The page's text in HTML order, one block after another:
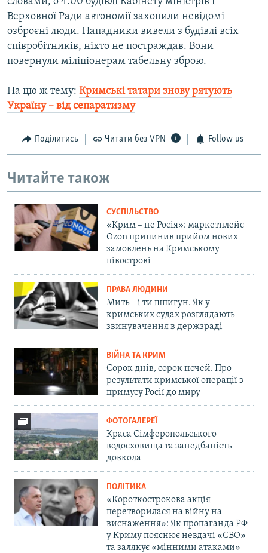
Верховної Ради автономії захопили невідомі
озброєні люди. Нападники вивели з будівлі всіх
співробітників, ніхто не постраждав. Вони
повернули міліціонерам табельну зброю.
На цю ж тему: Кримські татари знову рятують
Україну – від сепаратизму
Поділитись Читати без VPN Follow us
Читайте також
СУСПІЛЬСТВО
«Крим – не Росія»: маркетплейс
Ozon припинив прийом нових
замовлень на Кримському
півострові
ПРАВА ЛЮДИНИ
Мить – і ти шпигун. Як у
кримських судах розглядають
звинувачення в держзраді
ВІЙНА ТА КРИМ
Сорок днів, сорок ночей. Про
результати кримської операції з
примусу Росії до миру
ФОТОГАЛЕРЕЇ
Краса Сімферопольського
водосховища та занедбаність
довкола
ПОЛІТИКА
«Короткострокова акція
перетворилася на війну на
виснаження»: Як пропаганда РФ
у Криму пояснює невдачі «СВО»
та залякує «мінними атаками»